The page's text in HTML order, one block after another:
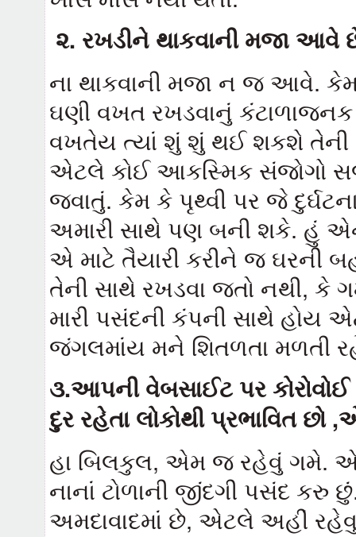
૨. રખડીને થાકવાની મજા આવે
ના થાકવાની મજા ન જ આવે. કેમ
ઘણી વખત રખડવાનું
વખતેય ત્યાં શું શું થઈ શકશે તેની
એટલે કોઈ આકસ્મિક સંજોગો
જવાતું. કેમ કે પૃથ્વી પર જે
અમારી સાથે પણ બની શકે. હું
એ માટે તૈયારી કરીને જ ઘરની
તેની સાથે રખડવા જતો નથી,
મારી પસંદની કંપની સાથે હોય
જંગલમાંય મને શિતળતા મળતી
૩.આપની વેબસાઈટ પર કોરોવોઈ
દુર રહેતા લોકોથી પ્રભાવિત છો ,
હા બિલકુલ, એમ જ રહેવું ગમે. એ
નાનાં ટોળાની જીંદગી પસંદ
અમદાવાદમાં છે, એટલે અહીં